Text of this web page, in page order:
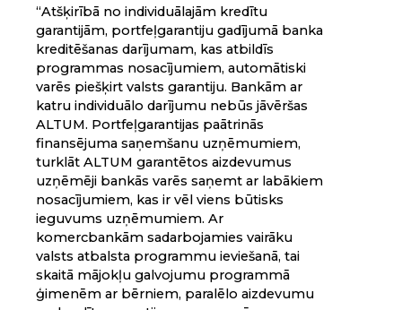
“Atšķirībā no individuālajām kredītu
garantijām, portfeļgarantiju gadījumā banka
kreditēšanas darījumam, kas atbildīs
programmas nosacījumiem, automātiski
varēs piešķirt valsts garantiju. Bankām ar
katru individuālo darījumu nebūs jāvēršas
ALTUM. Portfeļgarantijas paātrinās
finansējuma saņemšanu uzņēmumiem,
turklāt ALTUM garantētos aizdevumus
uzņēmēji bankās varēs saņemt ar labākiem
nosacījumiem, kas ir vēl viens būtisks
ieguvums uzņēmumiem. Ar
komercbankām sadarbojamies vairāku
valsts atbalsta programmu ieviešanā, tai
skaitā mājokļu galvojumu programmā
ģimenēm ar bērniem, paralēlo aizdevumu